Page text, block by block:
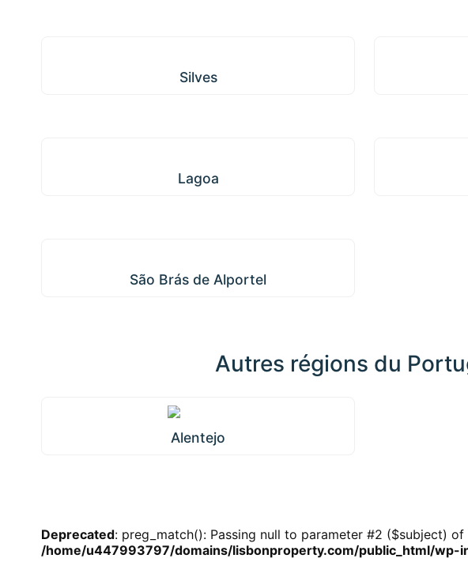
Silves
Lagoa
São Brás de Alportel
Autres régions du
Alentejo
Deprecated: preg_match(): Passing null to parameter #2 ($subject)
/home/u447993797/domains/lisbonproperty.com/public_html/wp-